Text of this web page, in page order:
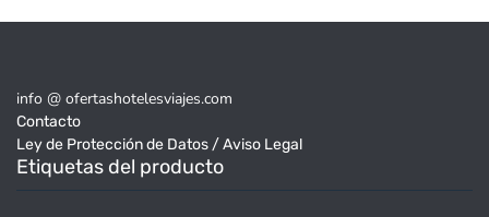
info @ ofertashotelesviajes.com
Contacto
Ley de Protección de Datos / Aviso Legal
Etiquetas del producto